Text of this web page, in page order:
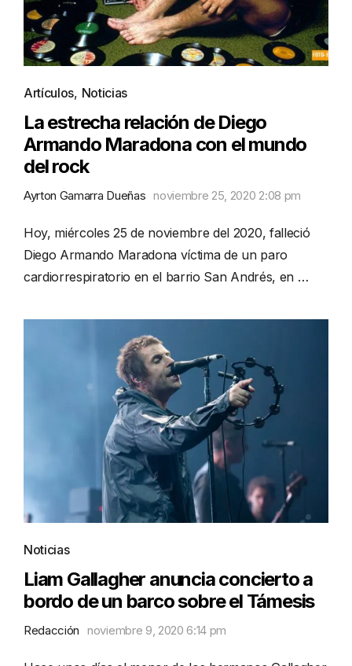
Artículos, Noticias
La estrecha relación de Diego
Armando Maradona con el mundo
del rock
Ayrton Gamarra Dueñas noviembre 25, 2020 2:08 pm
Hoy, miércoles 25 de noviembre del 2020, falleció
Diego Armando Maradona víctima de un paro
cardiorrespiratorio en el barrio San Andrés, en …
Noticias
Liam Gallagher anuncia concierto a
bordo de un barco sobre el Támesis
Redacción noviembre 9, 2020 6:14 pm